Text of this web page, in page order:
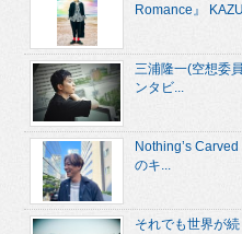
Romance』
三浦隆一(空想委
ンタビ...
Nothing’s
のキ...
それでも世界が